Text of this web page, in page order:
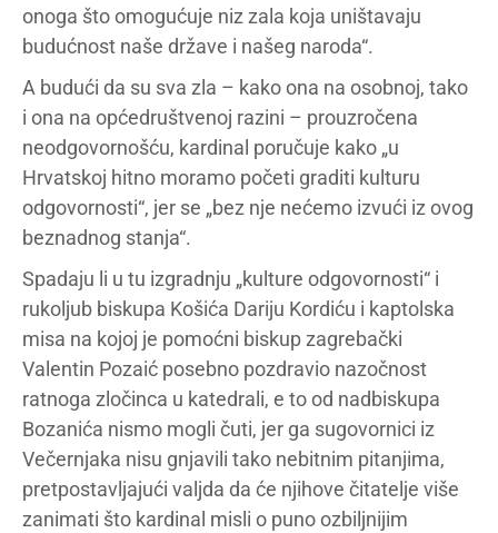
onoga što omogućuje niz zala koja uništavaju
budućnost naše države i našeg naroda“.
A budući da su sva zla – kako ona na osobnoj, tako
i ona na općedruštvenoj razini – prouzročena
neodgovornošću, kardinal poručuje kako „u
Hrvatskoj hitno moramo početi graditi kulturu
odgovornosti“, jer se „bez nje nećemo izvući iz ovog
beznadnog stanja“.
Spadaju li u tu izgradnju „kulture odgovornosti“ i
rukoljub biskupa Košića Dariju Kordiću i kaptolska
misa na kojoj je pomoćni biskup zagrebački
Valentin Pozaić posebno pozdravio nazočnost
ratnoga zločinca u katedrali, e to od nadbiskupa
Bozanića nismo mogli čuti, jer ga sugovornici iz
Večernjaka nisu gnjavili tako nebitnim pitanjima,
pretpostavljajući valjda da će njihove čitatelje više
zanimati što kardinal misli o puno ozbiljnijim